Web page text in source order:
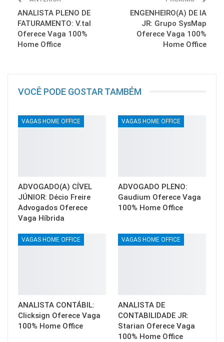
ANALISTA PLENO DE
FATURAMENTO: V.tal
Oferece Vaga 100%
Home Office
ENGENHEIRO(A) DE IA
JR: Grupo SysMap
Oferece Vaga 100%
Home Office
VOCÊ PODE GOSTAR TAMBÉM
VAGAS HOME OFFICE
ADVOGADO(A) CÍVEL
JÚNIOR: Décio Freire
Advogados Oferece
Vaga Híbrida
VAGAS HOME OFFICE
ADVOGADO PLENO:
Gaudium Oferece Vaga
100% Home Office
VAGAS HOME OFFICE
ANALISTA CONTÁBIL:
Clicksign Oferece Vaga
100% Home Office
VAGAS HOME OFFICE
ANALISTA DE
CONTABILIDADE JR:
Starian Oferece Vaga
100% Home Office